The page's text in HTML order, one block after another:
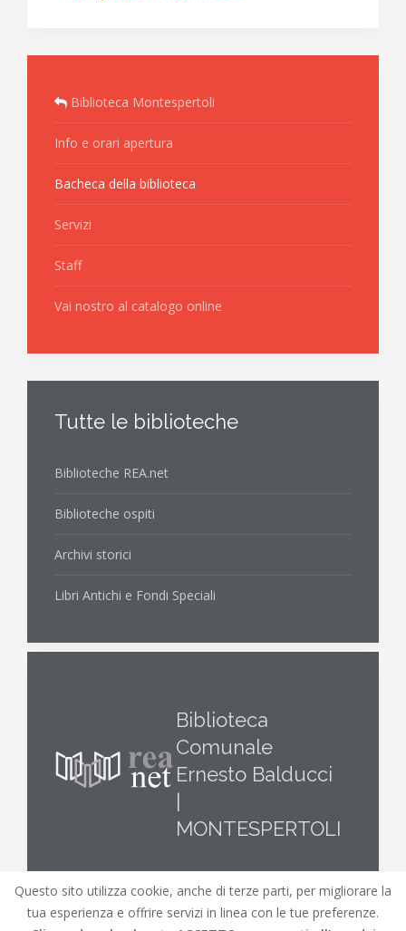
Biblioteca Montespertoli
Info e orari apertura
Bacheca della biblioteca
Servizi
Staff
Vai nostro al catalogo online
Tutte le biblioteche
Biblioteche REA.net
Biblioteche ospiti
Archivi storici
Libri Antichi e Fondi Speciali
Biblioteca
Comunale
Ernesto Balducci
|
MONTESPERTOLI
Questo sito utilizza cookie, anche di terze parti, per migliorare la
tua esperienza e offrire servizi in linea con le tue preferenze.